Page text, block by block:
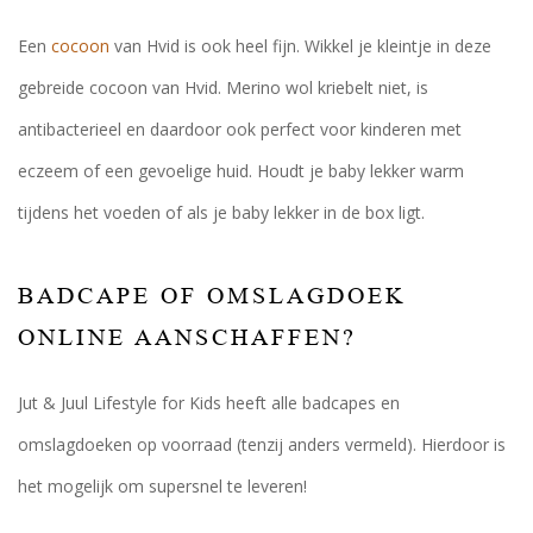
Een cocoon van Hvid is ook heel fijn. Wikkel je kleintje in deze
gebreide cocoon van Hvid. Merino wol kriebelt niet, is
antibacterieel en daardoor ook perfect voor kinderen met
eczeem of een gevoelige huid. Houdt je baby lekker warm
tijdens het voeden of als je baby lekker in de box ligt.
BADCAPE OF OMSLAGDOEK
ONLINE AANSCHAFFEN?
Jut & Juul Lifestyle for Kids heeft alle badcapes en
omslagdoeken op voorraad (tenzij anders vermeld). Hierdoor is
het mogelijk om supersnel te leveren!